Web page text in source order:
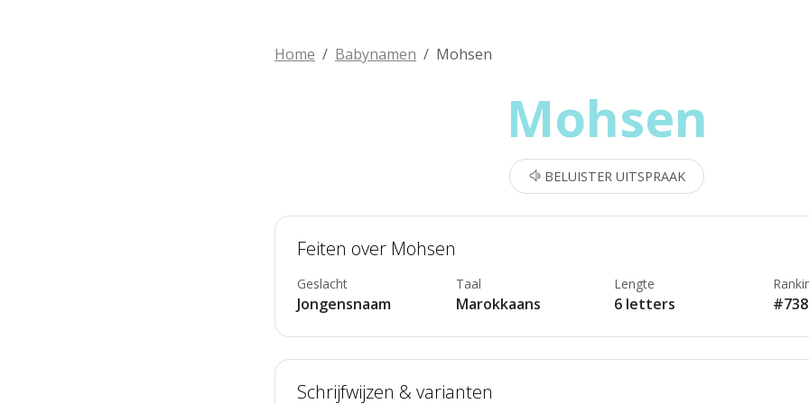
Home Babynamen Mohsen
Mohsen
BELUISTER UITSPRAAK
Feiten over Mohsen
Geslacht
Jongensnaam
Taal
Marokkaans
Lengte
6 letters
Schrijfwijzen & varianten